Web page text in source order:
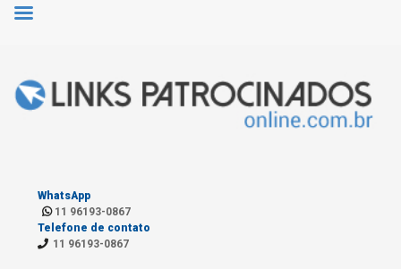
WhatsApp
11 96193-0867
Telefone de contato
11 96193-0867